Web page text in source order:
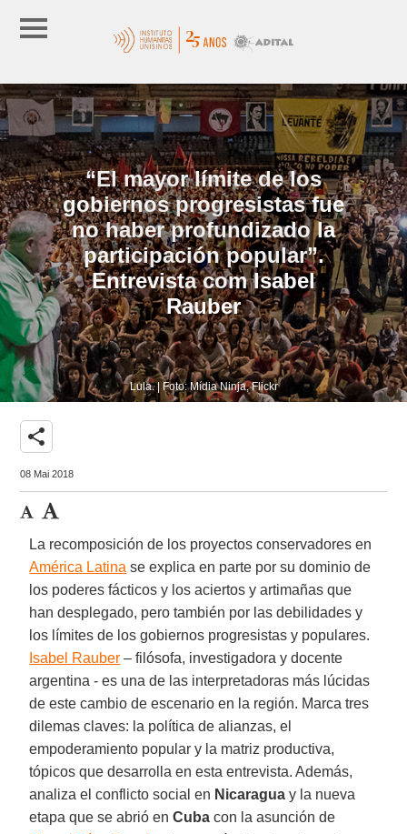
“El mayor límite de los
gobiernos progresistas fue
no haber profundizado la
participación popular”.
Entrevista com Isabel
Rauber
Lula. | Foto: Mídia Ninja, Flickr
share
08 Mai 2018
La recomposición de los proyectos conservadores en
América Latina se explica en parte por su dominio de
los poderes fácticos y los aciertos y artimañas que
han desplegado, pero también por las debilidades y
los límites de los gobiernos progresistas y populares.
Isabel Rauber – filósofa, investigadora y docente
argentina - es una de las interpretadoras más lúcidas
de este cambio de escenario en la región. Marca tres
dilemas claves: la política de alianzas, el
empoderamiento popular y la matriz productiva,
tópicos que desarrolla en esta entrevista. Además,
analiza el conflicto social en Nicaragua y la nueva
etapa que se abrió enCuba con la asunción de